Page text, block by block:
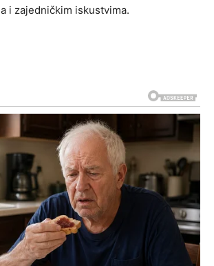
i zajedničkim iskustvima.